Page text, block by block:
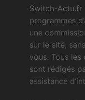
Switch-Actu.fr
programmes
une
sur le site,
vous. Tous
sont rédigés
assistance